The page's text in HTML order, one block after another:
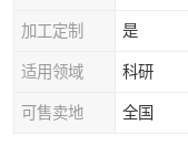
加工定制 是
适用领域 科研
可售卖地 全国